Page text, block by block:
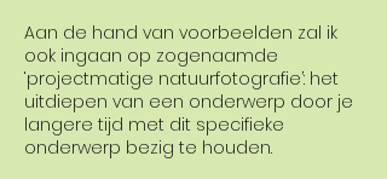
Aan de hand van voorbeelden zal ik
ook ingaan op zogenaamde
‘projectmatige natuurfotografie’: het
uitdiepen van een onderwerp door je
langere tijd met dit specifieke
onderwerp bezig te houden.